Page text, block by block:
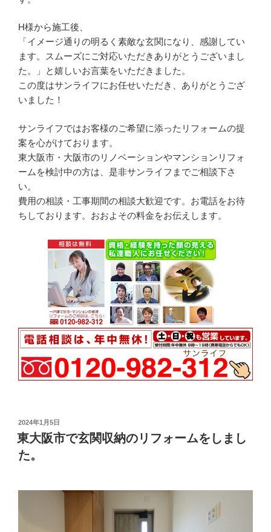
H様から施工後、
「イメージ通りの明るく素敵な玄関になり、感謝してい
ます。スムーズにご対応いただきありがとうございまし
た。」と嬉しいお言葉をいただきました。
この度はサンライフにお任せいただき、ありがとうござ
いました！
サンライフではお客様のご希望に添ったリフォームの提
案を心がけております。
東大阪市・大阪市のリノベーションやマンションリフォ
ームを検討中の方は、是非サンライフまでご相談下さ
い。
費用の相談・工事期間の相談大歓迎です。お電話をお待
ちしております。おおよその料金をお伝えします。
投
稿
日:
2024年1月5日
東大阪市で玄関収納のリフォームをしまし
た。